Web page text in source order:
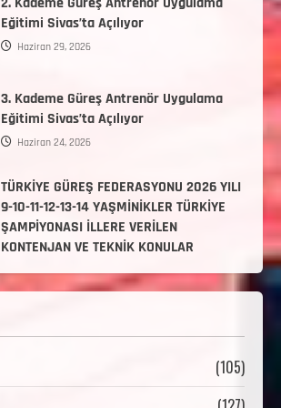
Eğitimi Sivas’ta Açılıyor
Haziran 24, 2026
TÜRKİYE GÜREŞ FEDERASYONU 2026 YILI
9-10-11-12-13-14 YAŞMİNİKLER TÜRKİYE
ŞAMPİYONASI İLLERE VERİLEN
KONTENJAN VE TEKNİK KONULAR
Haziran 12, 2026
2. Kademe Antrenörlük Kursu Hakkında
Temmuz 6, 2026
3. KADEME GÜREŞ ANTRENÖRLÜĞÜ
Temmuz 2, 2026
2. Kademe Güreş Antrenör Uygulama
(105)